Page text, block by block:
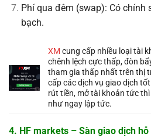
Phí qua đêm (swap): Có chính
bạch.
XM cung cấp nhiều loại tài
chênh lệch cực thấp, đòn
tham gia thấp nhất trên thị
cấp các dịch vụ giao dịch
rút tiền, mở tài khoản tức
như ngay lập tức.
4. HF markets – Sàn giao dịch